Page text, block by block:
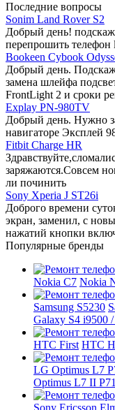
Последние вопросы
Sonim Land Rover S2
Добрый день!
перепрошить телефон
Bookeen Cybook
Добрый день.
замена шлейфа
FrontLight 2 и сроки
Explay PN-980TV
Добрый день. Нужно
навигаторе Эксплей
Fitbit Charge HR
заряжаются.Совсем
ли починить
Sony Xperia J ST26i
Доброго времени
экран, заменил, с
нажатий кнопки
Популярные бренды
Nokia C7 Nokia
Samsung S5230
Galaxy S4 i9500
HTC First HTC
LG Optimus L7
Optimus L7 II